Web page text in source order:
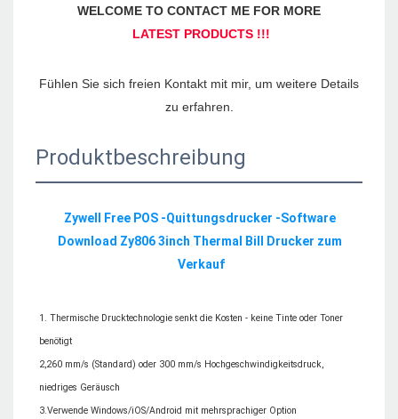
Fühlen Sie sich freien Kontakt mit mir, um weitere Details
Produktbeschreibung
Zywell Free POS -Quittungsdrucker -Software
Download Zy806 3inch Thermal Bill Drucker zum
Verkauf
1. Thermische Drucktechnologie senkt die Kosten - keine Tinte oder Toner
benötigt
2,260 mm/s (Standard) oder 300 mm/s Hochgeschwindigkeitsdruck,
niedriges Geräusch
3.Verwende Windows/iOS/Android mit mehrsprachiger Option